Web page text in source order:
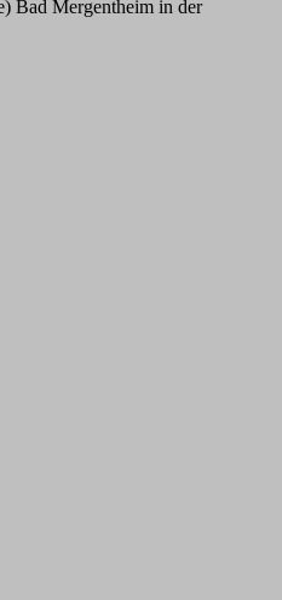
Bad Mergentheim in der